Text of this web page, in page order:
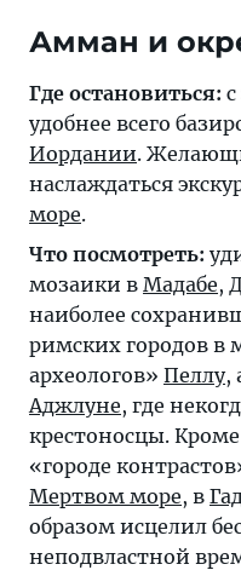
Амман и
Где остановиться:
удобнее всего
Иордании.
наслаждаться
море.
Что посмотреть:
мозаики в Мадабе,
наиболее
римских городов
археологов» Пеллу,
Аджлуне, где
крестоносцы.
«городе
Мертвом море, в
образом исцелил
неподвластной